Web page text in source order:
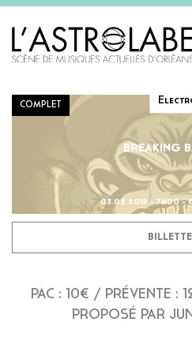
COMPLET
BREAKING
03.02.2018 - 7H00 -
PAC : 10€ / PRÉVENTE :
PROPOSÉ PAR